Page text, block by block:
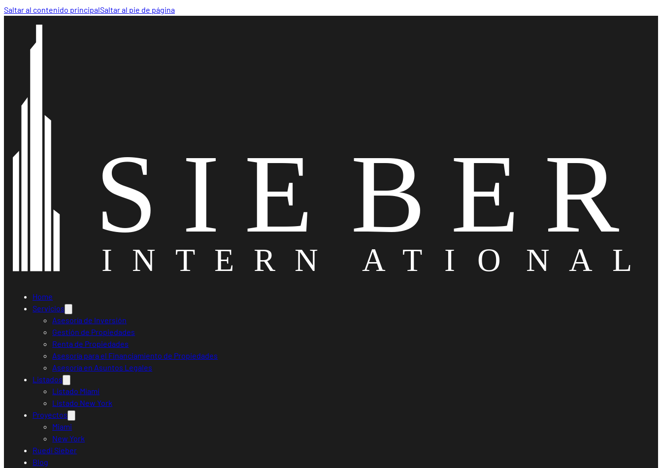
Saltar al contenido principalSaltar al pie de página
Home
Servicios
Asesoría de Inversión
Gestión de Propiedades
Renta de Propiedades
Asesoría para el Financiamiento de Propiedades
Asesoría en Asuntos Legales
Listados
Listado Miami
Listado New York
Proyectos
Miami
New York
Ruedi Sieber
Blog